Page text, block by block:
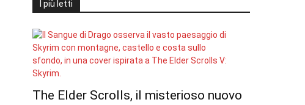
I più letti
The Elder Scrolls, il misterioso nuovo